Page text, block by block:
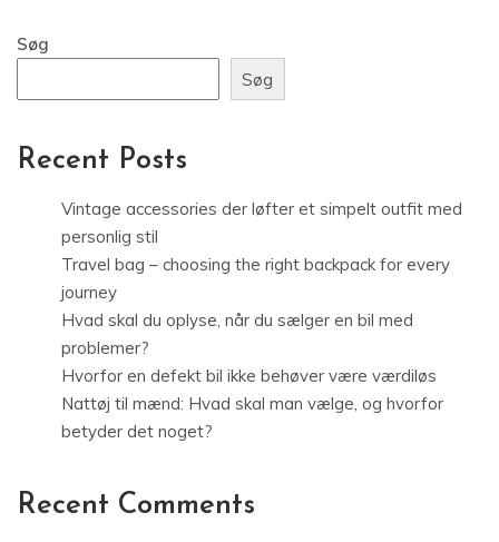
Søg
Søg
Recent Posts
Vintage accessories der løfter et simpelt outfit med
personlig stil
Travel bag – choosing the right backpack for every
journey
Hvad skal du oplyse, når du sælger en bil med
problemer?
Hvorfor en defekt bil ikke behøver være værdiløs
Nattøj til mænd: Hvad skal man vælge, og hvorfor
betyder det noget?
Recent Comments